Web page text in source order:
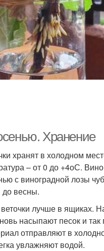
Хранение
хранят в холодном
– от 0 до +4оС.
с виноградной лозы
до весны.
лучше в ящиках.
насыпают песок и
отправляют в
увлажняют водой.